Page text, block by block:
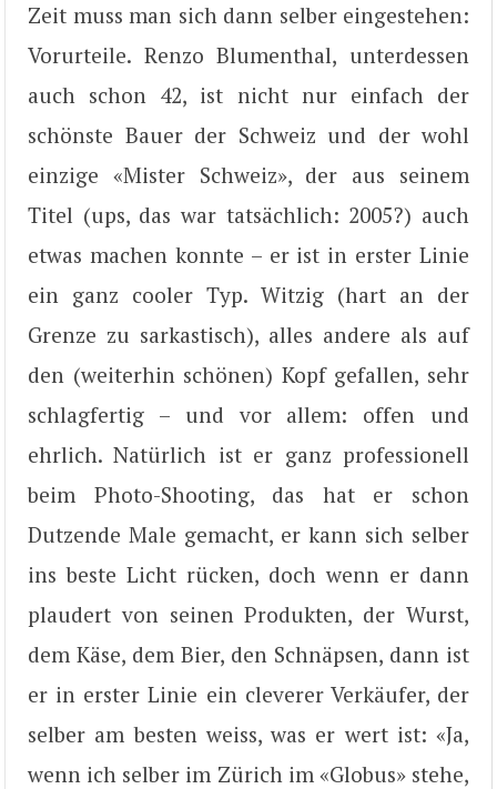
Zeit muss man sich dann selber eingestehen:
Vorurteile. Renzo Blumenthal, unterdessen
auch schon 42, ist nicht nur einfach der
schönste Bauer der Schweiz und der wohl
einzige «Mister Schweiz», der aus seinem
Titel (ups, das war tatsächlich: 2005?) auch
etwas machen konnte – er ist in erster Linie
ein ganz cooler Typ. Witzig (hart an der
Grenze zu sarkastisch), alles andere als auf
den (weiterhin schönen) Kopf gefallen, sehr
schlagfertig – und vor allem: offen und
ehrlich. Natürlich ist er ganz professionell
beim Photo-Shooting, das hat er schon
Dutzende Male gemacht, er kann sich selber
ins beste Licht rücken, doch wenn er dann
plaudert von seinen Produkten, der Wurst,
dem Käse, dem Bier, den Schnäpsen, dann ist
er in erster Linie ein cleverer Verkäufer, der
selber am besten weiss, was er wert ist: «Ja,
wenn ich selber im Zürich im «Globus» stehe,